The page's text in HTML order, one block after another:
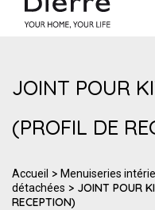
JOINT POUR
(PROFIL DE
Accueil > Menuiseries
détachées > JOINT POUR
RECEPTION)